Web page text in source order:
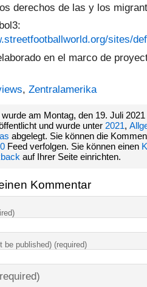
derechos de las y los
sites/
en el marco de
, Zentralamerika
wurde am Montag, den 19. Juli
und wurde unter 2021,
abgelegt. Sie können die
Feed verfolgen. Sie können einen
auf Ihrer Seite einrichten.
Kommentar
be published) (required)